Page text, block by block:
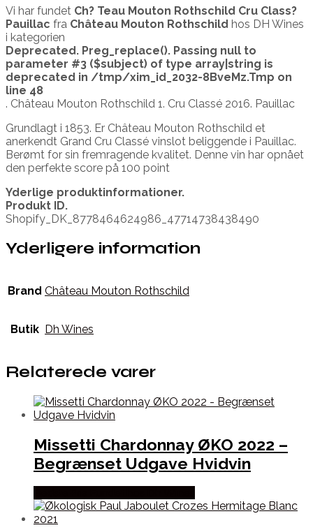
Vi har fundet Ch? Teau Mouton Rothschild Cru Class?
Pauillac fra Château Mouton Rothschild hos DH Wines
i kategorien
Deprecated. Preg_replace(). Passing null to
parameter #3 ($subject) of type array|string is
deprecated in /tmp/xim_id_2032-8BveMz.Tmp on
line 48
. Château Mouton Rothschild 1. Cru Classé 2016. Pauillac
Grundlagt i 1853. Er Château Mouton Rothschild et
anerkendt Grand Cru Classé vinslot beliggende i Pauillac.
Berømt for sin fremragende kvalitet. Denne vin har opnået
den perfekte score på 100 point
Yderlige produktinformationer.
Produkt ID.
Shopify_DK_8778464624986_47714738438490
Yderligere information
Brand Château Mouton Rothschild
Butik Dh Wines
Relaterede varer
Missetti Chardonnay ØKO 2022 –
Begrænset Udgave Hvidvin